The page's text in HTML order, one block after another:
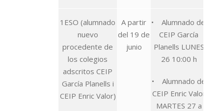
1ESO (alumnado
nuevo
procedente de
los colegios
adscritos CEIP
García Planells i
CEIP Enric Valor)
A partir
del 19 de
junio
• Alumnado del
CEIP García
Planells LUNES
26 10:00 h
• Alumnado de
CEIP Enric Valor
MARTES 27 a